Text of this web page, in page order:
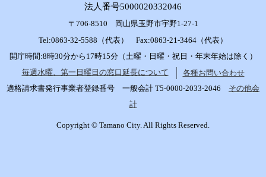
法人番号5000020332046
〒706-8510 岡山県玉野市宇野1-27-1
Tel:0863-32-5588（代表） Fax:0863-21-3464（代表）
開庁時間:8時30分から17時15分（土曜・日曜・祝日・年末年始は除く）
毎週水曜、第一日曜日の窓口延長について
各種お問い合わせ
適格請求書発行事業者登録番号 一般会計 T5-0000-2033-2046 その他会
計
Copyright © Tamano City. All Rights Reserved.